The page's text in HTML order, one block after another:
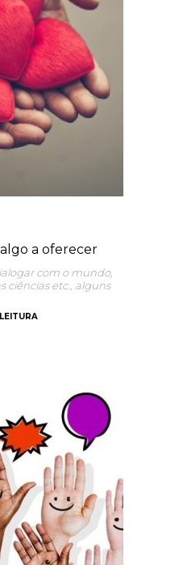
a oferecer
com o mundo,
ciências etc., alguns